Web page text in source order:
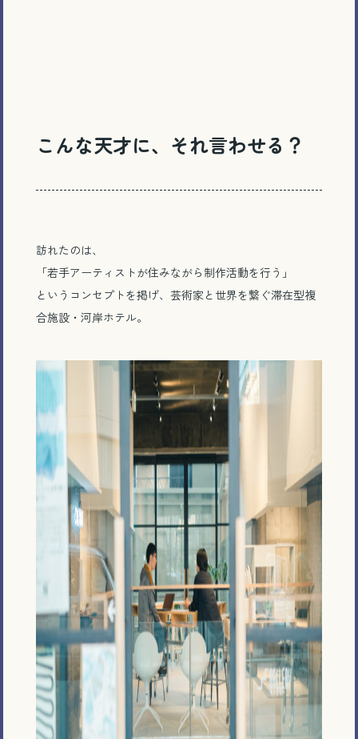
こんな天才に、それ言わせる？
訪れたのは、
「若手アーティストが住みながら制作活動を行う」
というコンセプトを掲げ、芸術家と世界を繋ぐ滞在型複
合施設・河岸ホテル。